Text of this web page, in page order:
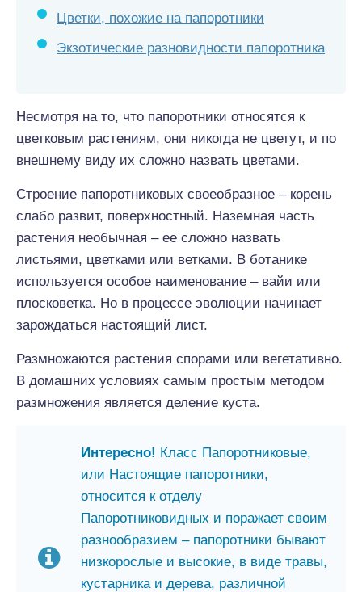
Цветки, похожие на папоротники
Экзотические разновидности папоротника
Несмотря на то, что папоротники относятся к
цветковым растениям, они никогда не цветут, и по
внешнему виду их сложно назвать цветами.
Строение папоротниковых своеобразное – корень
слабо развит, поверхностный. Наземная часть
растения необычная – ее сложно назвать
листьями, цветками или ветками. В ботанике
используется особое наименование – вайи или
плосковетка. Но в процессе эволюции начинает
зарождаться настоящий лист.
Размножаются растения спорами или вегетативно.
В домашних условиях самым простым методом
размножения является деление куста.
Интересно! Класс Папоротниковые,
или Настоящие папоротники,
относится к отделу
Папоротниковидных и поражает своим
разнообразием – папоротники бывают
низкорослые и высокие, в виде травы,
кустарника и дерева, различной